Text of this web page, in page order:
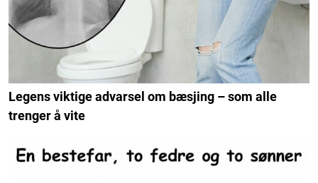
Legens viktige advarsel om bæsjing – som alle
trenger å vite